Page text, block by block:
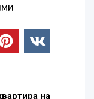
на